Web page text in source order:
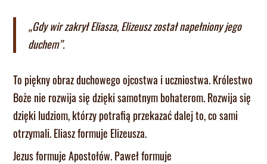
„Gdy wir zakrył Eliasza, Elizeusz został napełniony jego
duchem”.
To piękny obraz duchowego ojcostwa i uczniostwa. Królestwo
Boże nie rozwija się dzięki samotnym bohaterom. Rozwija się
dzięki ludziom, którzy potrafią przekazać dalej to, co sami
otrzymali. Eliasz formuje Elizeusza.
Jezus formuje Apostołów. Paweł formuje